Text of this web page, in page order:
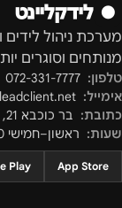
● לידקליינט
מערכת ניהול
מנותחים וסוגרים
טלפון: 072-331-7777
אימייל:
כתובת: בר כוכבא 21 ,
שעות: ראשון–חמישי 09:00–18:00
App Store
Play